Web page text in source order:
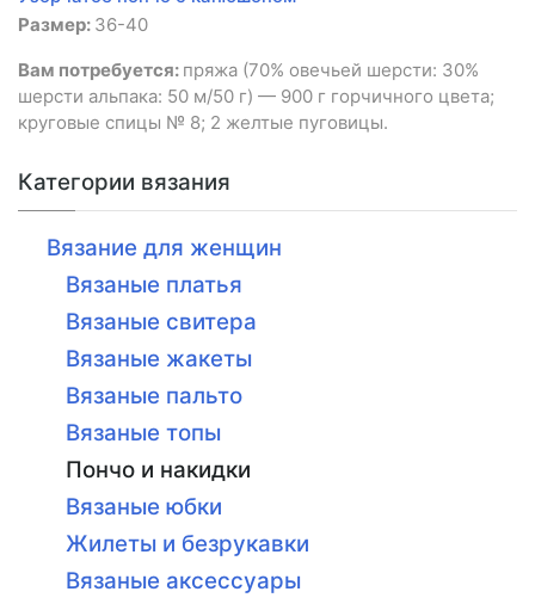
Размер: 36-40
Вам потребуется: пряжа (70% овечьей шерсти: 30%
шерсти альпака: 50 м/50 г) — 900 г горчичного цвета;
круговые спицы № 8; 2 желтые пуговицы.
Категории вязания
Вязание для женщин
Вязаные платья
Вязаные свитера
Вязаные жакеты
Вязаные пальто
Вязаные топы
Пончо и накидки
Вязаные юбки
Жилеты и безрукавки
Вязаные аксессуары